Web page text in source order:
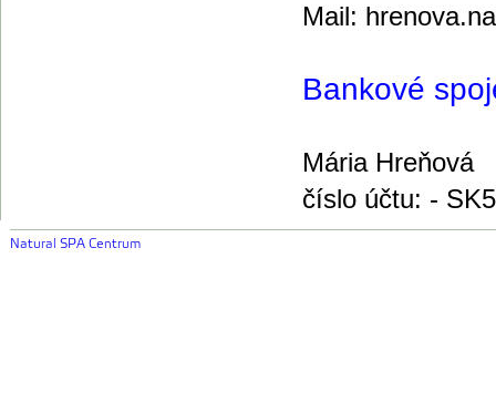
Mail:
Bankové
Mária Hreňová
číslo účtu: -
Natural SPA Centrum